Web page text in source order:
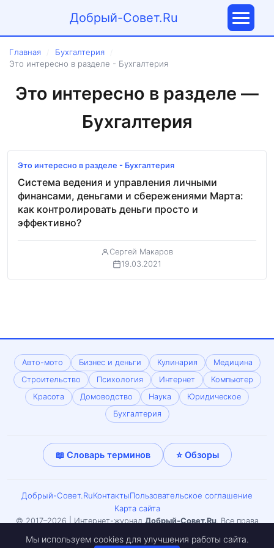
Добрый-Совет.Ru
Главная Бухгалтерия
Это интересно в разделе - Бухгалтерия
Это интересно в разделе —
Бухгалтерия
Это интересно в разделе - Бухгалтерия
Система ведения и управления личными
финансами, деньгами и сбережениями Марта:
как контролировать деньги просто и
эффективно?
Сергей Макаров
19.03.2021
Авто-мото Бизнес и деньги Кулинария
Медицина
Строительство
Психология Интернет
Компьютер
Красота
Домоводство Наука
Юридическое
Бухгалтерия
📖 Словарь терминов ⭐ Обзоры
Добрый-Совет.RuКонтактыПользовательское соглашение
Карта сайта
© 2017–2026 | Интернет-журналДобрый-Совет.Ru. Все права
согласия редакции. Может встречаться материал 18+.
Мы используем cookies для улучшения работы сайта.